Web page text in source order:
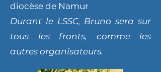
diocèse de Namur
Durant le LSSC, Bruno sera sur
tous les fronts, comme les
autres organisateurs.